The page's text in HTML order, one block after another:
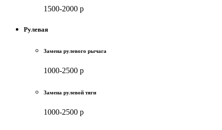
1500-2000 р
Рулевая
Замена рулевого рычага
1000-2500 р
Замена рулевой тяги
1000-2500 р